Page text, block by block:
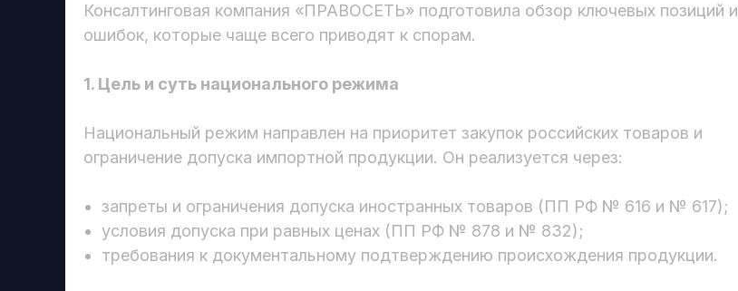
Консалтинговая компания «ПРАВОСЕТЬ» подготовила обзор ключевых позиций и
ошибок, которые чаще всего приводят к спорам.
1. Цель и суть национального режима
Национальный режим направлен на приоритет закупок российских товаров и
ограничение допуска импортной продукции. Он реализуется через:
запреты и ограничения допуска иностранных товаров (ПП РФ № 616 и № 617);
условия допуска при равных ценах (ПП РФ № 878 и № 832);
требования к документальному подтверждению происхождения продукции.